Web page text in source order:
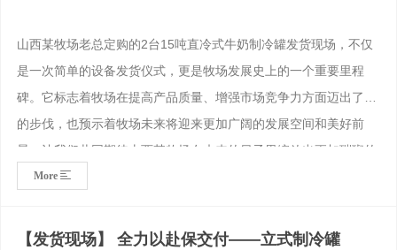
山西某牧场老总定购的2台15吨直冷式牛奶制冷罐发货现场，不仅
是一次简单的设备发货仪式，更是牧场发展史上的一个重要里程
碑。它标志着牧场在提高产品质量、增强市场竞争力方面迈出了新
的步伐，也预示着牧场未来将迎来更加广阔的发展空间和美好前
景。让我们共同期待山西某牧场在未来的日子里绽放出更加璀璨的
光芒！山西2台15吨直冷式牛奶制冷罐打包现场山西2台15吨直冷
More
【发货现场】 全力以赴保交付——立式制冷罐